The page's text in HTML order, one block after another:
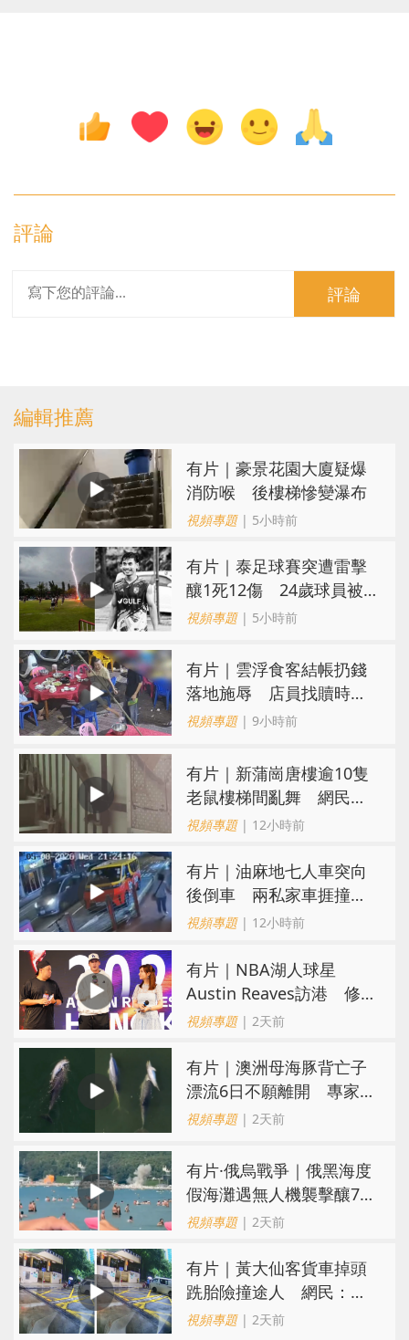
評論
評論
編輯推薦
有片｜豪景花園大廈疑爆
消防喉 後樓梯慘變瀑布
視頻專題| 5小時前
有片｜泰足球賽突遭雷擊
釀1死12傷 24歲球員被
閃電劈中亡
視頻專題| 5小時前
​有片｜雲浮食客結帳扔錢
落地施辱 店員找贖時還
施彼身獲老闆肯定
視頻專題| 9小時前
有片｜新蒲崗唐樓逾10隻
老鼠樓梯間亂舞 網民嚇
親：每次經過都要好大勇
視頻專題| 12小時前
有片｜油麻地七人車突向
後倒車 兩私家車捱撞
司機不顧而去
視頻專題| 12小時前
有片｜NBA湖人球星
Austin Reaves訪港 修
頓與青少年交流球技
視頻專題| 2天前
有片｜澳洲母海豚背亡子
漂流6日不願離開 專家：
極度悲傷下的哀悼行為
視頻專題| 2天前
​有片·俄烏戰爭｜俄黑海度
假海灘遇無人機襲擊釀7死
40傷 俄烏各執一詞
視頻專題| 2天前
有片｜黃大仙客貨車掉頭
跣胎險撞途人 網民：飄
移得好靚喎
視頻專題| 2天前